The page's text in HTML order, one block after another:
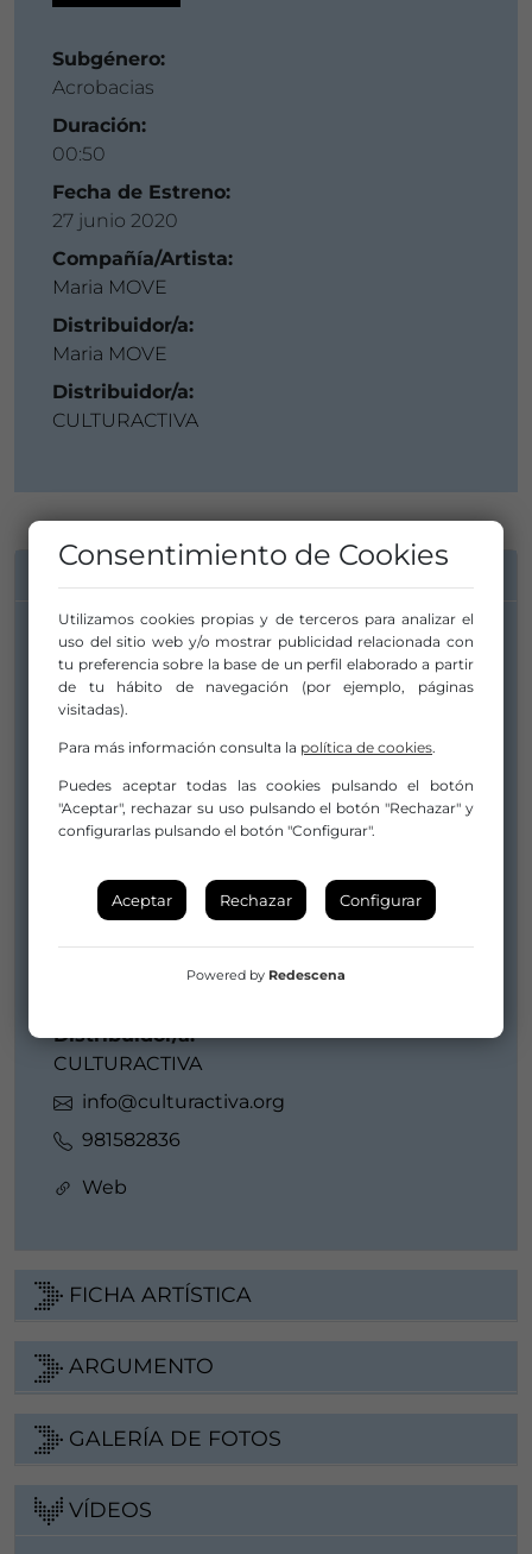
Subgénero:
Acrobacias
Duración:
00:50
Fecha de Estreno:
27 junio 2020
Compañía/Artista:
Maria MOVE
Distribuidor/a:
Maria MOVE
Distribuidor/a:
CULTURACTIVA
Compañía/Artista:
Maria MOVE
mariamove22@gmail.com
alyama_22@yahoo.es
645496375
Distribuidor/a:
mariamove22@gmail.com
alyama_22@yahoo.es
Distribuidor/a:
CULTURACTIVA
info@culturactiva.org
981582836
Web
FICHA ARTÍSTICA
ARGUMENTO
GALERÍA DE FOTOS
VÍDEOS
Consentimiento de Cookies
Utilizamos cookies propias y de terceros para analizar el
uso del sitio web y/o mostrar publicidad relacionada con
tu preferencia sobre la base de un perfil elaborado a partir
de tu hábito de navegación (por ejemplo, páginas
visitadas).
Para más información consulta la política de cookies.
Puedes aceptar todas las cookies pulsando el botón
"Aceptar", rechazar su uso pulsando el botón "Rechazar" y
configurarlas pulsando el botón "Configurar".
Aceptar Rechazar Configurar
Powered by Redescena